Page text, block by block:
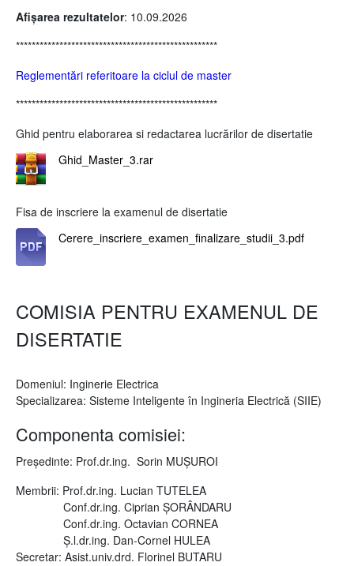
Afișarea rezultatelor: 10.09.2026
***************************************************
Reglementări referitoare la ciclul de master
***************************************************
Ghid pentru elaborarea si redactarea lucrărilor de disertatie
Ghid_Master_3.rar
Fisa de inscriere la examenul de disertatie
Cerere_inscriere_examen_finalizare_studii_3.pdf
COMISIA PENTRU EXAMENUL DE
DISERTATIE
Domeniul: Inginerie Electrica
Specializarea: Sisteme Inteligente în Ingineria Electrică (SIIE)
Componenta comisiei:
Președinte: Prof.dr.ing. Sorin MUŞUROI
Membrii: Prof.dr.ing. Lucian TUTELEA
Conf.dr.ing. Ciprian ȘORÂNDARU
Conf.dr.ing. Octavian CORNEA
Ș.l.dr.ing. Dan-Cornel HULEA
Secretar: Asist.univ.drd. Florinel BUTARU